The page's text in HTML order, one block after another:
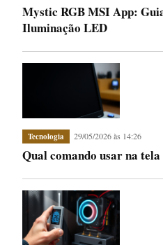
Mystic RGB MSI App:
Iluminação LED
Tecnologia 29/05/2026 às 14:26
Qual comando usar na